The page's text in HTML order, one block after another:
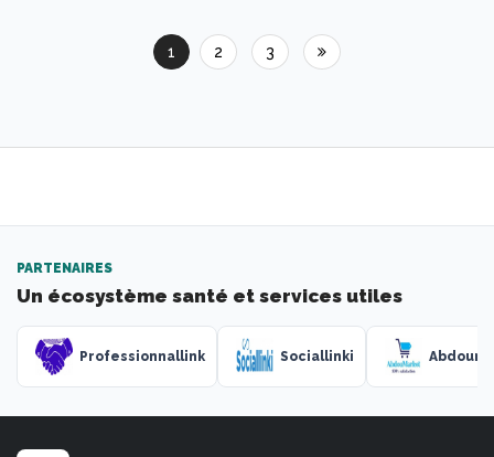
1 2 3
PARTENAIRES
Un écosystème santé et services utiles
Professionnallink Sociallinki